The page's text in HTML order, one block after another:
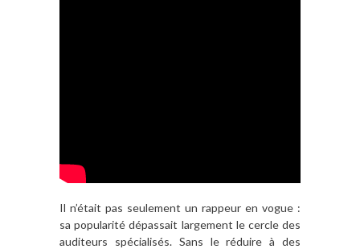
Il n’était pas seulement un rappeur en vogue :
sa popularité dépassait largement le cercle des
auditeurs spécialisés. Sans le réduire à des